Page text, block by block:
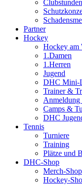
Clubstunden
Partner
Hockey
Hockey am
1.Damen
1.Herren
Jugend
DHC Mini-
Trainer &
Camps &
DHC
Tennis
Turniere
Training
Plätze und
DHC-Shop
Merch-Shop
Hockey-